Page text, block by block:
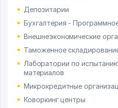
Депозитарии
Бухгалтерия -
Внешнеэкономические
Таможенное
Лаборатории по
материалов
Микрокредитные
Коворкинг центры